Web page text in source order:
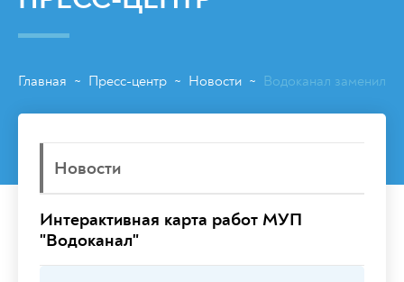
Главная ~ Пресс-центр ~ Новости ~ Водоканал заменил
Новости
Интерактивная карта работ МУП
"Водоканал"